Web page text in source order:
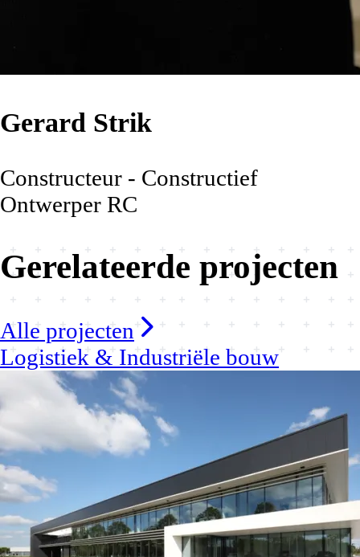
Gerard Strik
Constructeur - Constructief
Ontwerper RC
Gerelateerde projecten
Alle projecten
Logistiek & Industriële bouw